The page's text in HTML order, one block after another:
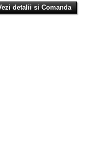
detalii si Comanda